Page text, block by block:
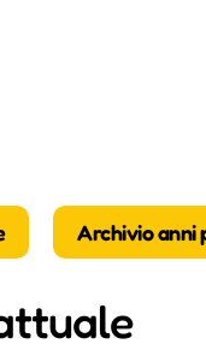
Archivio anni